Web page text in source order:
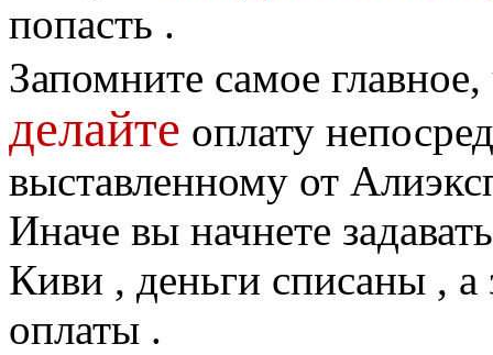
попасть .
Запомните самое
делайте оплату
выставленному от
Иначе вы начнете
Киви , деньги списаны , а
оплаты .